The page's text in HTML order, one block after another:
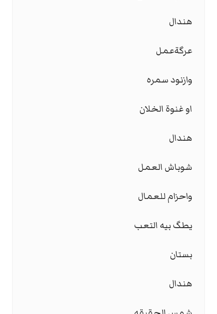
هندال
عرگةعمل
وازنود سمره
او غنوة الخلان
هندال
شوباش العمل
واحزام للعمال
يطگ بيه التعب
بستان
هندال